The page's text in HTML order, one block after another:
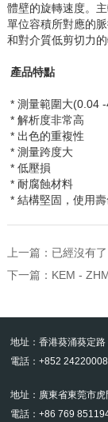
體壁的旋轉速度。
單位容積所對應的
和對介質低剪切力
產品特點
* 測量範圍大(0.04
* 解析度非常高
* 出色的重複性
* 測量跨度大
* 低壓損
* 耐腐蝕材料
* 結構堅固，使用
上一篇：已經沒有了
下一篇： KEM -
地址：香港葵涌葵定
電話：+852
地址：廣東省東莞市
電話：+86 769